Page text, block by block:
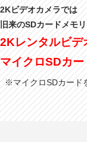
2Kビデオカメラでは
旧来のSDカードメモ
2Kレンタルビデ
マイクロSDカ
※マイクロSDカード